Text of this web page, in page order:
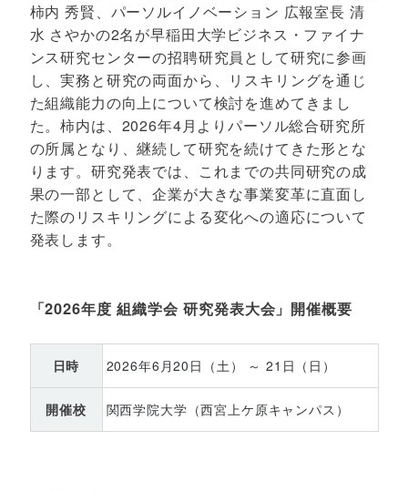
柿内 秀賢、パーソルイノベーション 広報室長 清
水 さやかの2名が早稲田大学ビジネス・ファイナ
ンス研究センターの招聘研究員として研究に参画
し、実務と研究の両面から、リスキリングを通じ
た組織能力の向上について検討を進めてきまし
た。柿内は、2026年4月よりパーソル総合研究所
の所属となり、継続して研究を続けてきた形とな
ります。研究発表では、これまでの共同研究の成
果の一部として、企業が大きな事業変革に直面し
た際のリスキリングによる変化への適応について
発表します。
「2026年度 組織学会 研究発表大会」開催概要
日時 2026年6月20日（土） ～ 21日（日）
開催校 関西学院大学（西宮上ケ原キャンパス）